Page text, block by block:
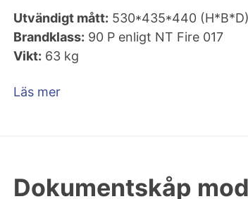
Utvändigt mått: 530*435*440
Brandklass: 90 P enligt NT Fire 017
Vikt: 63 kg
Läs mer
Dokumentskåp